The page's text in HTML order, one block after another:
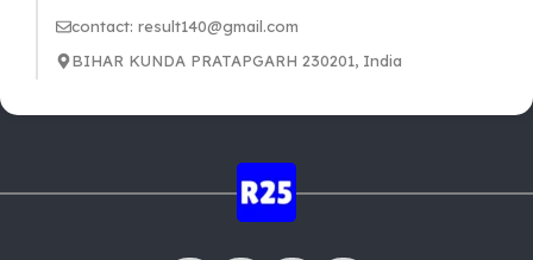
contact: result140@gmail.com
BIHAR KUNDA PRATAPGARH 230201, India